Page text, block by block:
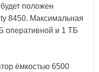
положен
8450. Максимальная
оперативной и 1 ТБ
ёмкостью 6500